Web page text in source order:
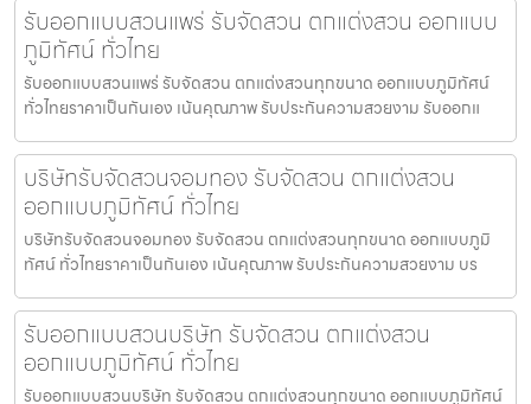
รับออกแบบสวนแพร่ รับจัดสวน ตกแต่งสวน ออกแบบ
ภูมิทัศน์ ทั่วไทย
รับออกแบบสวนแพร่ รับจัดสวน ตกแต่งสวนทุกขนาด ออกแบบภูมิทัศน์
ทั่วไทยราคาเป็นกันเอง เน้นคุณภาพ รับประกันความสวยงาม รับออกแ
บริษัทรับจัดสวนจอมทอง รับจัดสวน ตกแต่งสวน
ออกแบบภูมิทัศน์ ทั่วไทย
บริษัทรับจัดสวนจอมทอง รับจัดสวน ตกแต่งสวนทุกขนาด ออกแบบภูมิ
ทัศน์ ทั่วไทยราคาเป็นกันเอง เน้นคุณภาพ รับประกันความสวยงาม บร
รับออกแบบสวนบริษัท รับจัดสวน ตกแต่งสวน
ออกแบบภูมิทัศน์ ทั่วไทย
รับออกแบบสวนบริษัท รับจัดสวน ตกแต่งสวนทุกขนาด ออกแบบภูมิทัศน์